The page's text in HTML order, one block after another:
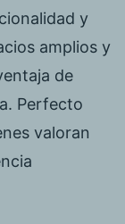
y
amplios y
de
Perfecto
valoran